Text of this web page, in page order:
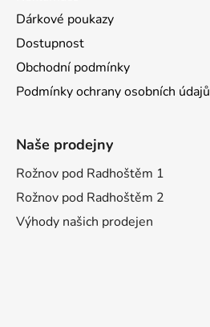
Dárkové poukazy
Dostupnost
Obchodní podmínky
Podmínky ochrany osobních údajů
Naše prodejny
Rožnov pod Radhoštěm 1
Rožnov pod Radhoštěm 2
Výhody našich prodejen